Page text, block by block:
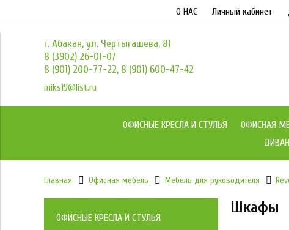
О НАС Личный кабинет
г. Абакан, ул. Чертыгашева, 81
8 (3902) 26-01-07
8 (901) 200-77-22, 8 (901) 600-47-42
miks19@list.ru
ОФИСНЫЕ КРЕСЛА И СТУЛЬЯ ОФИСНАЯ
Главная Офисная мебель Мебель для руководителя
ОФИСНЫЕ КРЕСЛА И СТУЛЬЯ
Шкафы